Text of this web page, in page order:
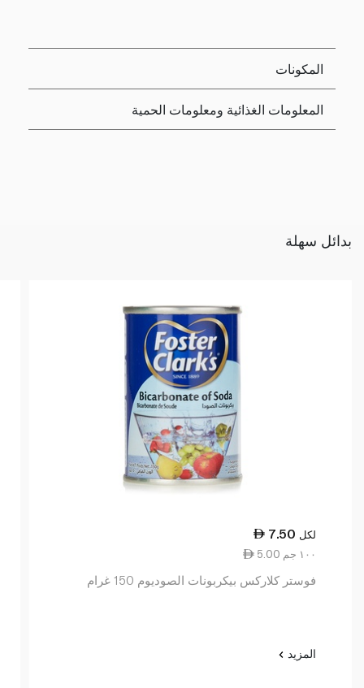
المكونات
المعلومات الغذائية ومعلومات الحمية
بدائل سهلة
7.50 لكل
5.00 ١٠٠ جم
فوستر كلاركس بيكربونات الصوديوم 150 غرام
المزيد